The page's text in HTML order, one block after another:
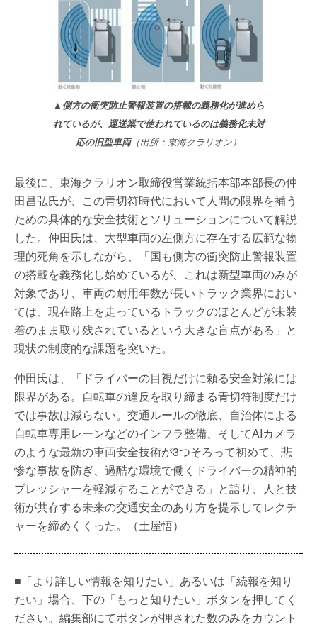
▲側方の衝突防止警報装置の搭載の義務化が進めら
れているが、運送業で使われているのは義務化未対
応の旧型車両（出所：東海クラリオン）
最後に、東海クラリオン取締役営業統括本部本部長の仲
田昌弘氏が、この青切符時代において人間の限界を補う
ための具体的な安全技術とソリューションについて解説
した。仲田氏は、大型車両の左側方に存在する広範な物
理的死角を示しながら、「国も側方の衝突防止警報装置
の搭載を義務化し始めているが、これは新型車両のみが
対象であり、車両の耐用年数が長いトラック業界におい
ては、現在路上を走っているトラックのほとんどが未装
着のまま取り残されているという大きな盲点がある」と
現状の制度的な課題を突いた。
仲田氏は、「ドライバーの目視だけに頼る安全対策には
限界がある。自転車の違反を取り締まる青切符制度だけ
では事故は減らない。交通ルールの徹底、自治体による
自転車専用レーンなどのインフラ整備、そしてAIカメラ
のような最新の車両安全技術が3つそろって初めて、悲
惨な事故を防ぎ、過酷な環境で働くドライバーの精神的
プレッシャーを軽減することができる」と語り、人と技
術が共存する未来の交通安全のあり方を提示してレクチ
ャーを締めくくった。（土屋悟）
■「より詳しい情報を知りたい」あるいは「続報を知り
たい」場合、下の「もっと知りたい」ボタンを押してく
ださい。編集部にてボタンが押された数のみをカウント